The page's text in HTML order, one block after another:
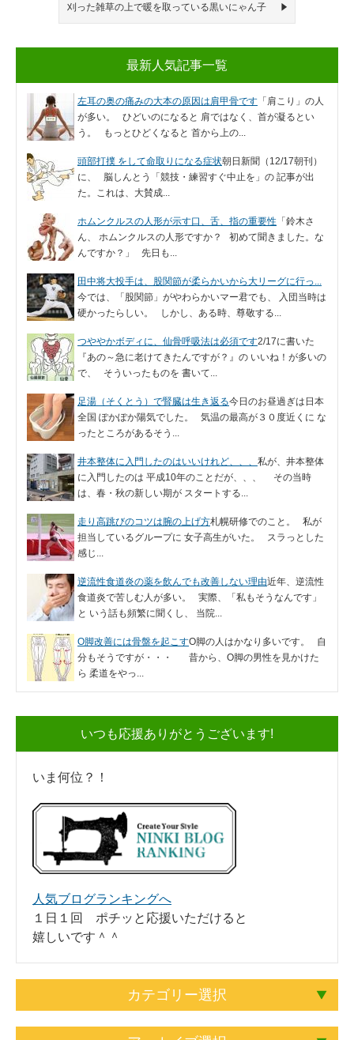
刈った雑草の上で暖を取っている黒いにゃん子
最新人気記事一覧
左耳の奥の痛みの大本の原因は肩甲骨です 「肩こり」の人
が多い。 ひどいのになると 肩ではなく、首が凝るとい
う。 もっとひどくなると 首から上の...
頭部打撲 をして命取りになる症状朝日新聞（12/17朝刊）
に、 脳しんとう「競技・練習すぐ中止を」の 記事が出
た。これは、大賛成...
ホムンクルスの人形が示す口、舌、指の重要性 「鈴木さ
ん、 ホムンクルスの人形ですか？ 初めて聞きました。な
んですか？」 先日も...
田中将大投手は、股関節が柔らかいから大リーグに行っ...
今では、「股関節」がやわらかいマー君でも、 入団当時は
硬かったらしい。 しかし、ある時、尊敬する...
つややかボディに、仙骨呼吸法は必須です2/17に書いた
『あの～急に老けてきたんですが？』の いいね！が多いの
で、 そういったものを 書いて...
足湯（そくとう）で腎臓は生き返る今日のお昼過ぎは日本
全国 ぽかぽか陽気でした。 気温の最高が３０度近くに な
ったところがあるそう...
井本整体に入門したのはいいけれど、、、 私が、井本整体
に入門したのは 平成10年のことだが、、、 その当時
は、春・秋の新しい期が スタートする...
走り高跳びのコツは腕の上げ方札幌研修でのこと。 私が
担当しているグループに 女子高生がいた。 スラっとした
感じ...
逆流性食道炎の薬を飲んでも改善しない理由近年、逆流性
食道炎で苦しむ人が多い。 実際、「私もそうなんです」
と いう話も頻繁に聞くし、 当院...
O脚改善には骨盤を起こすO脚の人はかなり多いです。 自
分もそうですが・・・ 昔から、O脚の男性を見かけた
ら 柔道をやっ...
いつも応援ありがとうございます!
いま何位？！
人気ブログランキングへ
１日１回 ポチッと応援いただけると
嬉しいです＾＾
カテゴリー選択